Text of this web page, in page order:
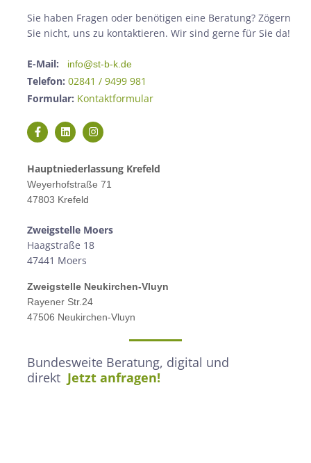
Sie haben Fragen oder benötigen eine Beratung? Zögern
Sie nicht, uns zu kontaktieren. Wir sind gerne für Sie da!
E-Mail: info@st-b-k.de
Telefon: 02841 / 9499 981
Formular: Kontaktformular
Hauptniederlassung Krefeld
Weyerhofstraße 71
47803 Krefeld
Zweigstelle Moers
Haagstraße 18
47441 Moers
Zweigstelle Neukirchen-Vluyn
Rayener Str.24
47506 Neukirchen-Vluyn
Bundesweite Beratung, digital und
direkt Jetzt anfragen!